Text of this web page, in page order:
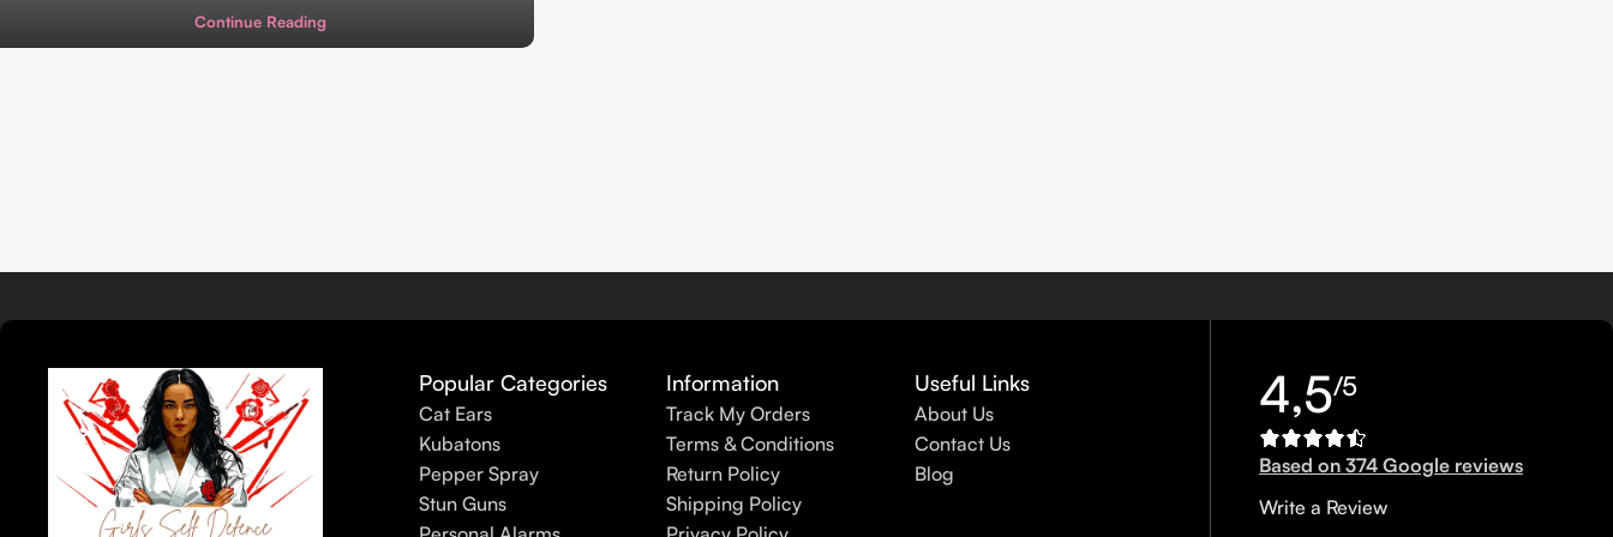
Continue Reading
Popular Categories
Cat Ears
Kubatons
Pepper Spray
Stun Guns
Information
Track My Orders
Terms & Conditions
Return Policy
Shipping Policy
Useful Links
About Us
Contact Us
Blog
4,5/5
Based on 374 Google reviews
Write a Review